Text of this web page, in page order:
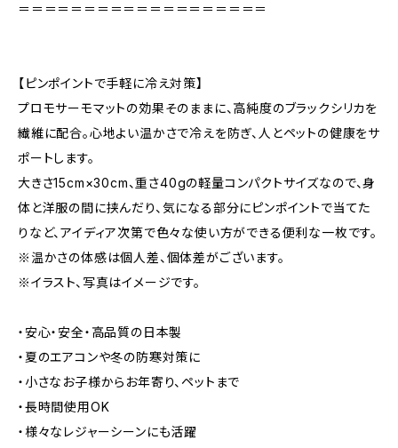
＝＝＝＝＝＝＝＝＝＝＝＝＝＝＝＝＝＝＝
【ピンポイントで手軽に冷え対策】
プロモサーモマットの効果そのままに、高純度のブラックシリカを
繊維に配合。心地よい温かさで冷えを防ぎ、人とペットの健康をサ
ポートします。
大きさ15cm×30cm、重さ40gの軽量コンパクトサイズなので、身
体と洋服の間に挟んだり、気になる部分にピンポイントで当てた
りなど、アイディア次第で色々な使い方ができる便利な一枚です。
※温かさの体感は個人差、個体差がございます。
※イラスト、写真はイメージです。
・安心・安全・高品質の日本製
・夏のエアコンや冬の防寒対策に
・小さなお子様からお年寄り、ペットまで
・長時間使用OK
・様々なレジャーシーンにも活躍